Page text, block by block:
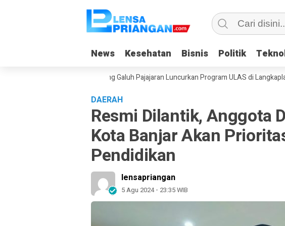
News Kesehatan Bisnis Politik
News Kesehatan Bisnis Politik
Yayasan Dangiang Galuh Pajajaran Luncurkan Program ULAS di Langkaplancar
DAERAH
Resmi Dilantik, Anggota
Kota Banjar Akan
Pendidikan
lensapriangan
5 Agu 2024 - 23:35 WIB